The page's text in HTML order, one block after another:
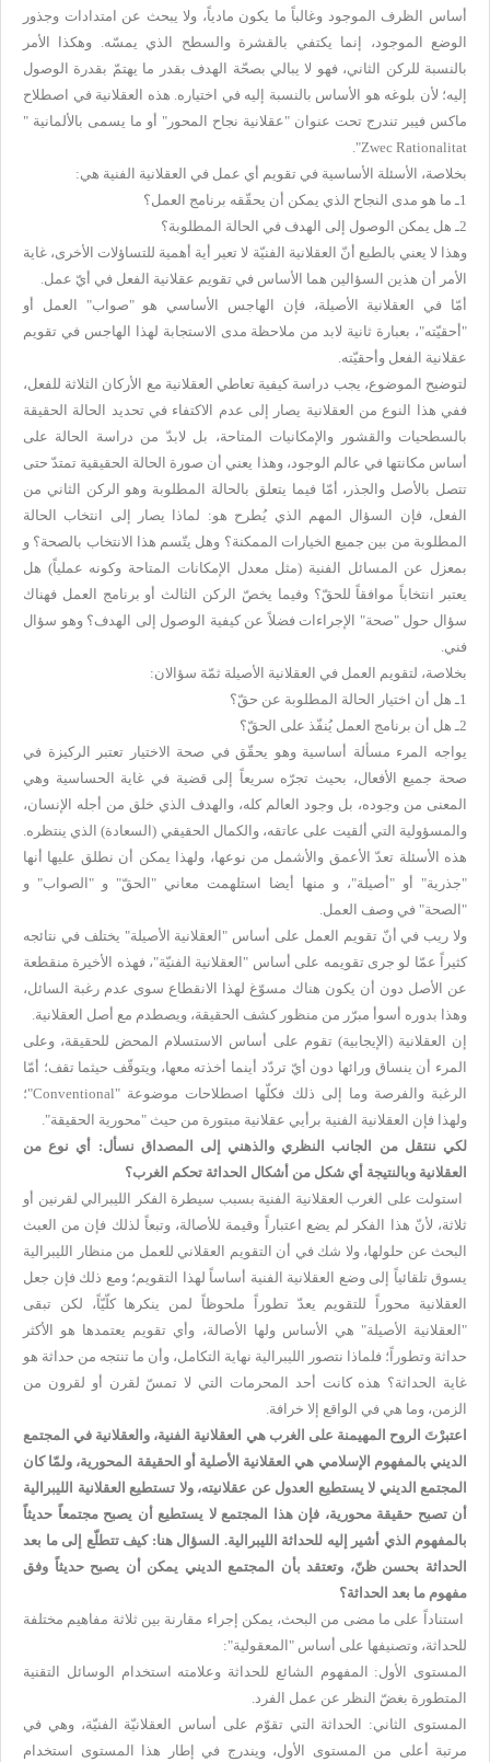
أساس الظرف الموجود وغالباً ما يكون مادياً، ولا يبحث عن امتدادات وجذور
الوضع الموجود، إنما يكتفي بالقشرة والسطح الذي يمسّه. وهكذا الأمر
بالنسبة للركن الثاني، فهو لا يبالي بصحّة الهدف بقدر ما يهتمّ بقدرة الوصول
إليه؛ لأن بلوغه هو الأساس بالنسبة إليه في اختياره. هذه العقلانية في اصطلاح
ماكس فيبر تندرج تحت عنوان "عقلانية نجاح المحور" أو ما يسمى بالألمانية "
Zwec Rationalitat
".
بخلاصة، الأسئلة الأساسية في تقويم أي عمل في العقلانية الفنية هي:
1ـ ما هو مدى النجاح الذي يمكن أن يحقّقه برنامج العمل؟
2ـ هل يمكن الوصول إلى الهدف في الحالة المطلوبة؟
وهذا لا يعني بالطبع أنّ العقلانية الفنيّة لا تعير أية أهمية للتساؤلات الأخرى، غاية
الأمر أن هذين السؤالين هما الأساس في تقويم عقلانية الفعل في أيّ عمل.
أمّا في العقلانية الأصيلة، فإن الهاجس الأساسي هو "صواب" العمل أو
"أحقيّته"، بعبارة ثانية لابد من ملاحظة مدى الاستجابة لهذا الهاجس في تقويم
عقلانية الفعل وأحقيّته.
لتوضيح الموضوع، يجب دراسة كيفية تعاطي العقلانية مع الأركان الثلاثة للفعل،
ففي هذا النوع من العقلانية يصار إلى عدم الاكتفاء في تحديد الحالة الحقيقة
بالسطحيات والقشور والإمكانيات المتاحة، بل لابدّ من دراسة الحالة على
أساس مكانتها في عالم الوجود، وهذا يعني أن صورة الحالة الحقيقية تمتدّ حتى
تتصل بالأصل والجذر، أمّا فيما يتعلق بالحالة المطلوبة وهو الركن الثاني من
الفعل، فإن السؤال المهم الذي يُطرح هو: لماذا يصار إلى انتخاب الحالة
المطلوبة من بين جميع الخيارات الممكنة؟ وهل يتّسم هذا الانتخاب بالصحة؟ و
بمعزل عن المسائل الفنية (مثل معدل الإمكانات المتاحة وكونه عملياً) هل
يعتبر انتخاباً موافقاً للحقّ؟ وفيما يخصّ الركن الثالث أو برنامج العمل فهناك
سؤال حول "صحة" الإجراءات فضلاً عن كيفية الوصول إلى الهدف؟ وهو سؤال
فني.
بخلاصة، لتقويم العمل في العقلانية الأصيلة ثمّة سؤالان:
1ـ هل أن اختيار الحالة المطلوبة عن حقّ؟
2ـ هل أن برنامج العمل يُنفّذ على الحقّ؟
يواجه المرء مسألة أساسية وهو يحقّق في صحة الاختيار تعتبر الركيزة في
صحة جميع الأفعال، بحيث تجرّه سريعاً إلى قضية في غاية الحساسية وهي
المعنى من وجوده، بل وجود العالم كله، والهدف الذي خلق من أجله الإنسان،
والمسؤولية التي ألقيت على عاتقه، والكمال الحقيقي (السعادة) الذي ينتظره.
هذه الأسئلة تعدّ الأعمق والأشمل من نوعها، ولهذا يمكن أن نطلق عليها أنها
"جذرية" أو "أصيلة"، و منها أيضا استلهمت معاني "الحقّ" و "الصواب" و
"الصحة" في وصف العمل.
ولا ريب في أنّ تقويم العمل على أساس "العقلانية الأصيلة" يختلف في نتائجه
كثيراً عمّا لو جرى تقويمه على أساس "العقلانية الفنيّة"، فهذه الأخيرة منقطعة
عن الأصل دون أن يكون هناك مسوّغ لهذا الانقطاع سوى عدم رغبة السائل،
وهذا بدوره أسوأ مبرّر من منظور كشف الحقيقة، ويصطدم مع أصل العقلانية.
إن العقلانية (الإيجابية) تقوم على أساس الاستسلام المحض للحقيقة، وعلى
المرء أن ينساق ورائها دون أيّ تردّد أينما أخذته معها، ويتوقّف حيثما تقف؛ أمّا
الرغبة والفرصة وما إلى ذلك فكلّها اصطلاحات موضوعة "Conventional"؛
ولهذا فإن العقلانية الفنية برأيي عقلانية مبتورة من حيث "محورية الحقيقة".
لكي ننتقل من الجانب النظري والذهني إلى المصداق نسأل: أي نوعمن
العقلانية وبالنتيجة أي شكل من أشكال الحداثة تحكم الغرب؟
استولت على الغرب العقلانية الفنية بسبب سيطرة الفكر الليبرالي لقرنين أو
ثلاثة، لأنّ هذا الفكر لم يضع اعتباراً وقيمة للأصالة، وتبعاً لذلك فإن من العبث
البحث عن حلولها، ولا شك في أن التقويم العقلاني للعمل من منظار الليبرالية
يسوق تلقائياً إلى وضع العقلانية الفنية أساساً لهذا التقويم؛ ومع ذلك فإن جعل
العقلانية محوراً للتقويم يعدّ تطوراً ملحوظاً لمن ينكرها كلّيّاً، لكن تبقى
"العقلانية الأصيلة" هي الأساس ولها الأصالة، وأي تقويم يعتمدها هو الأكثر
حداثة وتطوراً؛ فلماذا نتصور الليبرالية نهاية التكامل، وأن ما تنتجه من حداثة هو
غاية الحداثة؟ هذه كانت أحد المحرمات التي لا تمسّ لقرن أو لقرون من
الزمن، وما هي في الواقع إلا خرافة.
اعتبرْتَ الروح المهيمنة على الغرب هي العقلانية الفنية، والعقلانية في المجتمع
الديني بالمفهوم الإسلامي هي العقلانية الأصلية أو الحقيقة المحورية، ولمّا كان
المجتمع الديني لا يستطيع العدول عن عقلانيته، ولا تستطيع العقلانية الليبرالية
أن تصبح حقيقة محورية، فإن هذا المجتمع لا يستطيع أن يصبح مجتمعاً حديثاً
بالمفهوم الذي أشير إليه للحداثة الليبرالية. السؤال هنا: كيف تتطلّع إلى ما بعد
الحداثة بحسن ظنّ، وتعتقد بأن المجتمع الديني يمكن أن يصبح حديثاً وفق
مفهوم ما بعد الحداثة؟
استناداً على ما مضى من البحث، يمكن إجراء مقارنة بين ثلاثة مفاهيم مختلفة
للحداثة، وتصنيفها على أساس "المعقولية":
المستوى الأول: المفهوم الشائع للحداثة وعلامته استخدام الوسائل التقنية
المتطورة بغضّ النظر عن عمل الفرد.
المستوى الثاني: الحداثة التي تقوّم على أساس العقلانيّة الفنيّة، وهي في
مرتبة أعلى من المستوى الأول، ويندرج في إطار هذا المستوى استخدام